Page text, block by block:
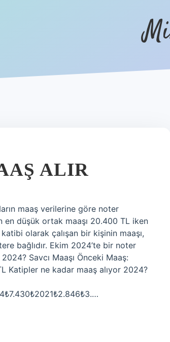
ALIR
maaş verilerine göre noter
en düşük ortak maaşı 20.400 TL iken
olarak çalışan bir kişinin maaşı,
bağlıdır. Ekim 2024’te bir noter
Savcı Maaşı Önceki Maaş:
Katipler ne kadar maaş alıyor 2024?